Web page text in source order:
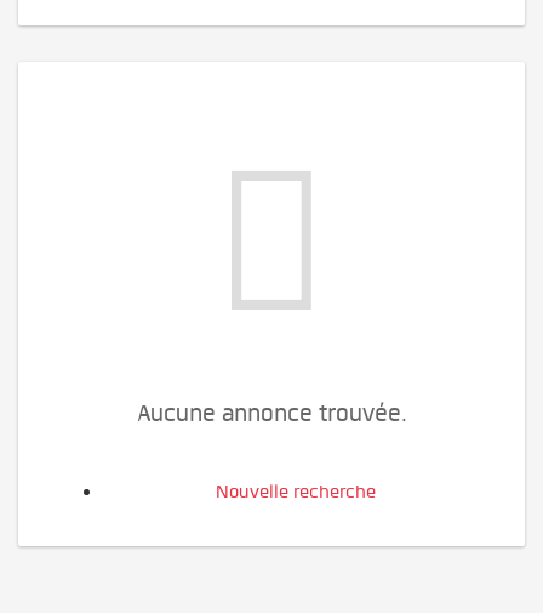
Aucune annonce trouvée.
Nouvelle recherche